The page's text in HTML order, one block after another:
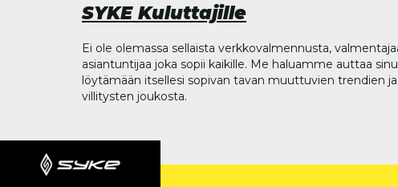
SYKE Kuluttajille
Ei ole olemassa sellaista verkkovalmennusta,
asiantuntijaa joka sopii kaikille. Me haluamme auttaa
löytämään itsellesi sopivan tavan muuttuvien trendien ja
villitysten joukosta.